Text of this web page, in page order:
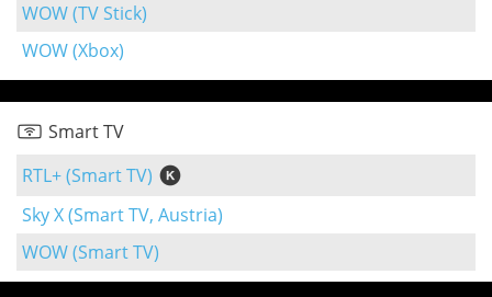
WOW (TV Stick)
WOW (Xbox)
Smart TV
RTL+ (Smart TV)
Sky X (Smart TV, Austria)
WOW (Smart TV)